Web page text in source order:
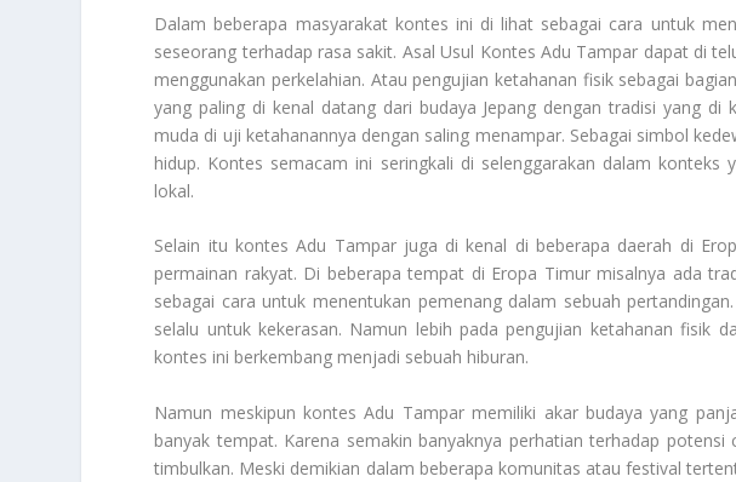
Dalam beberapa masyarakat kontes ini di lihat sebagai cara untuk
seseorang terhadap rasa sakit. Asal Usul Kontes Adu Tampar dapat di
menggunakan perkelahian. Atau pengujian ketahanan fisik sebagai
yang paling di kenal datang dari budaya Jepang dengan tradisi yang di
muda di uji ketahanannya dengan saling menampar. Sebagai simbol
hidup. Kontes semacam ini seringkali di selenggarakan dalam konteks
lokal.
Selain itu kontes Adu Tampar juga di kenal di beberapa daerah di
permainan rakyat. Di beberapa tempat di Eropa Timur misalnya ada
sebagai cara untuk menentukan pemenang dalam sebuah
selalu untuk kekerasan. Namun lebih pada pengujian ketahanan fisik
kontes ini berkembang menjadi sebuah hiburan.
Namun meskipun kontes Adu Tampar memiliki akar budaya yang
banyak tempat. Karena semakin banyaknya perhatian terhadap
timbulkan. Meski demikian dalam beberapa komunitas atau festival